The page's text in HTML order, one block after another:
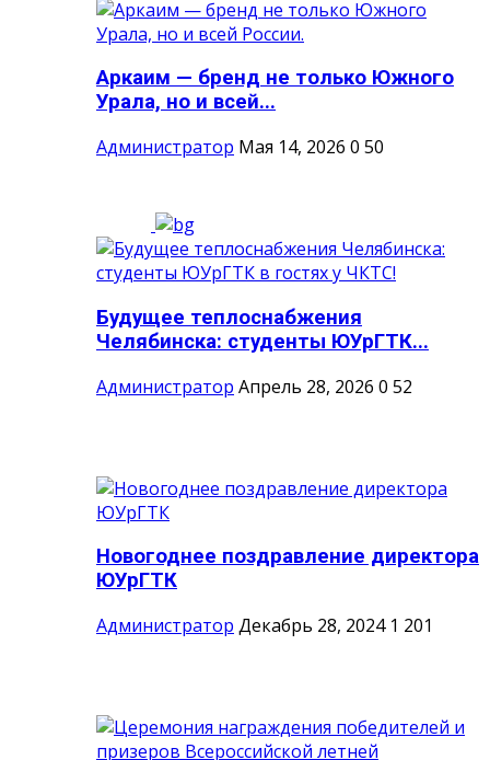
Аркаим — бренд не только Южного
Урала, но и всей...
Администратор Мая 14, 2026 0 50
Будущее теплоснабжения
Челябинска: студенты ЮУрГТК...
Администратор Апрель 28, 2026 0 52
Новогоднее поздравление директора
ЮУрГТК
Администратор Декабрь 28, 2024 1 201